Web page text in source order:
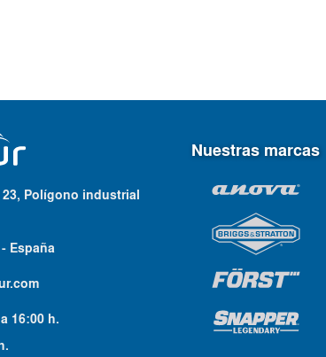
23, Polígono industrial
España
a 16:00 h.
Nuestras marcas